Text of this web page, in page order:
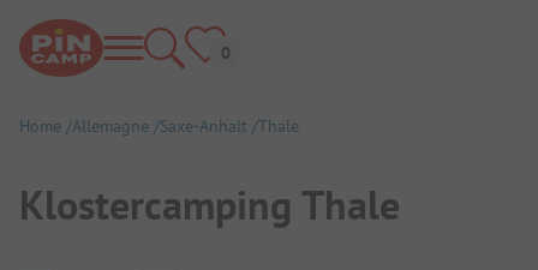
Home Allemagne Saxe-Anhalt Thale
Klostercamping Thale